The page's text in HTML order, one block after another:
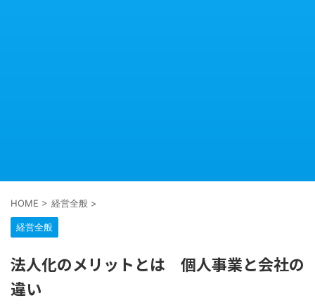
HOME > 経営全般 >
経営全般
法人化のメリットとは 個人事業と会社の
違い